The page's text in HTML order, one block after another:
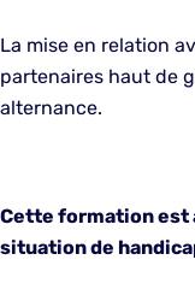
La mise en relation
partenaires haut de
alternance.
Cette formation est
situation de